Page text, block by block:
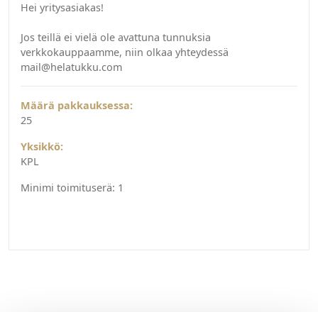
Hei yritysasiakas!
Jos teillä ei vielä ole avattuna tunnuksia
verkkokauppaamme, niin olkaa yhteydessä
mail@helatukku.com
Määrä pakkauksessa:
25
Yksikkö:
KPL
Minimi toimituserä: 1